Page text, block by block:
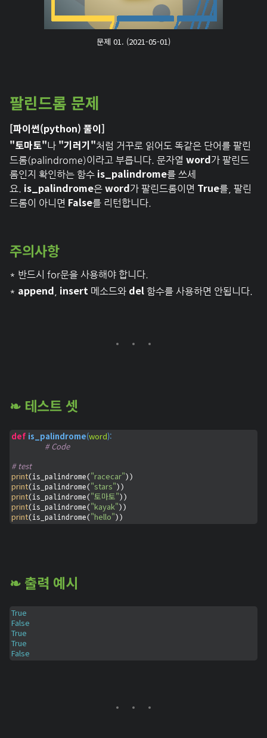
문제 01. (2021-05-01)
팔린드롬 문제
[파이썬(python) 풀이]
"토마토"나 "기러기"처럼 거꾸로 읽어도 똑같은 단어를 팔린
드롬(palindrome)이라고 부릅니다. 문자열 word가 팔린드
롬인지 확인하는 함수 is_palindrome를 쓰세
요. is_palindrome은 word가 팔린드롬이면 True를, 팔린
드롬이 아니면 False를 리턴합니다.
주의사항
* 반드시 for문을 사용해야 합니다.
* append insert 메소드와 del 함수를 사용하면 안됩니다.
❧ 테스트 셋
def is_palindrome(word):
# Code
# test
print(is_palindrome( "racecar"
print(is_palindrome( "stars"
print(is_palindrome( "토마토"
print(is_palindrome( "kayak"
print(is_palindrome( "hello" ))
❧ 출력 예시
True
False
True
True
False